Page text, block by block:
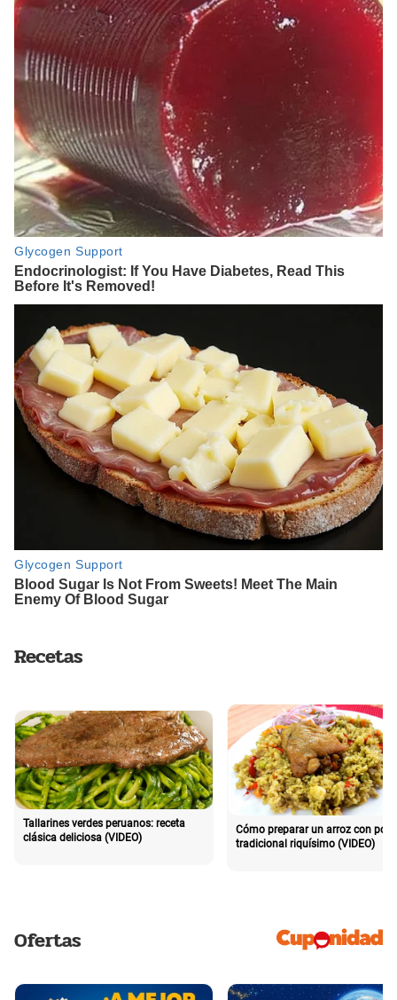
Recetas
Tallarines verdes peruanos: receta
clásica deliciosa (VIDEO)
Cómo preparar un arroz con pollo
tradicional riquísimo (VIDEO)
Ofertas